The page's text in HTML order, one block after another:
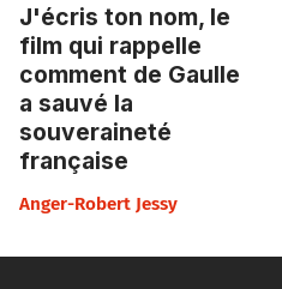
J'écris ton nom, le
film qui rappelle
comment de Gaulle
a sauvé la
souveraineté
française
Anger-Robert Jessy